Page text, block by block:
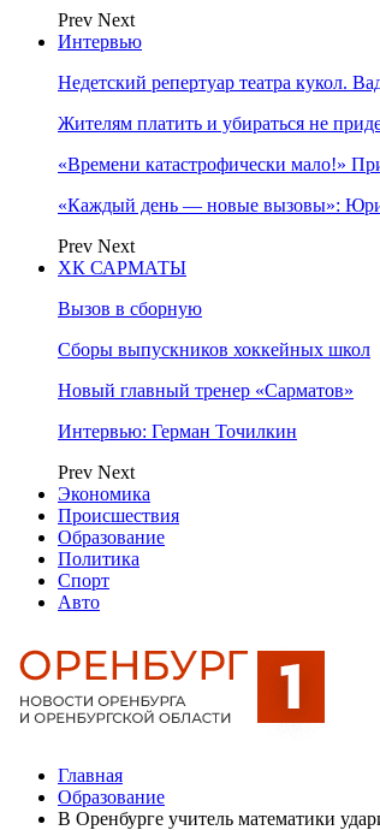
Prev Next
Интервью
Недетский репертуар театра кукол.
Жителям платить и убираться не
«Времени катастрофически мало!»
«Каждый день — новые вызовы»:
Prev Next
ХК САРМАТЫ
Вызов в сборную
Сборы выпускников хоккейных школ
Новый главный тренер «Сарматов»
Интервью: Герман Точилкин
Prev Next
Экономика
Происшествия
Образование
Политика
Спорт
Авто
Главная
Образование
В Оренбурге учитель математики